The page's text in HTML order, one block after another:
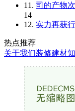
11. 司的产物
14
12. 实力再获
热点推荐
关于我们装修建材